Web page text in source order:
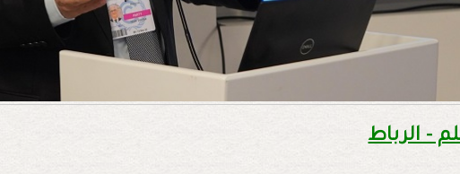
- الرباط